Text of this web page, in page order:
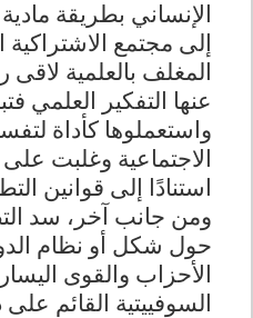
الإنساني بطريقة
إلى مجتمع
المغلف بالعلمية
عنها التفكير العلمي
واستعملوها كأداة
الاجتماعية وغلبت
استنادًا إلى قوانين
ومن جانب آخر، سد
حول شكل أو نظام
الأحزاب والقوى
السوفييتية القائم على